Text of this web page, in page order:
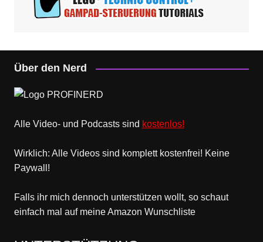
Über den Nerd
Alle Video- und Podcasts sind kostenlos!
Wirklich: Alle Videos sind komplett kostenfrei! Keine
Paywall!
Falls ihr mich dennoch unterstützen wollt, so schaut
einfach mal auf meine Amazon Wunschliste